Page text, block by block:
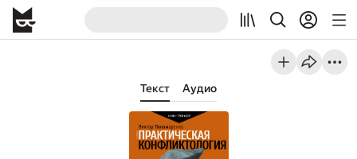
Текст Аудио